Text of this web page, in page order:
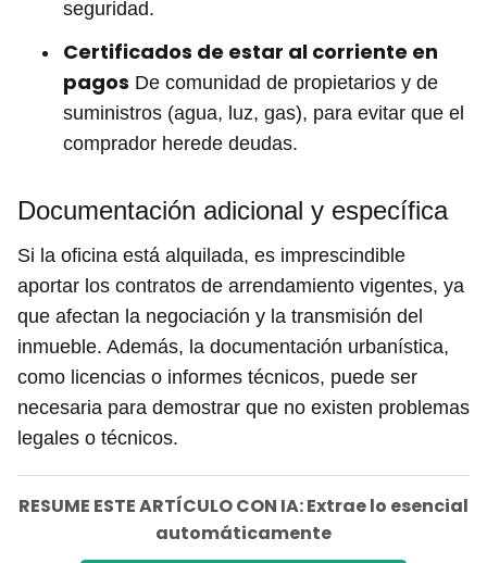
seguridad.
Certificados de estar al corriente en
pagos De comunidad de propietarios y de
suministros (agua, luz, gas), para evitar que el
comprador herede deudas.
Documentación adicional y específica
Si la oficina está alquilada, es imprescindible
aportar los contratos de arrendamiento vigentes, ya
que afectan la negociación y la transmisión del
inmueble. Además, la documentación urbanística,
como licencias o informes técnicos, puede ser
necesaria para demostrar que no existen problemas
legales o técnicos.
RESUME ESTE ARTÍCULO CON IA: Extrae lo esencial
automáticamente